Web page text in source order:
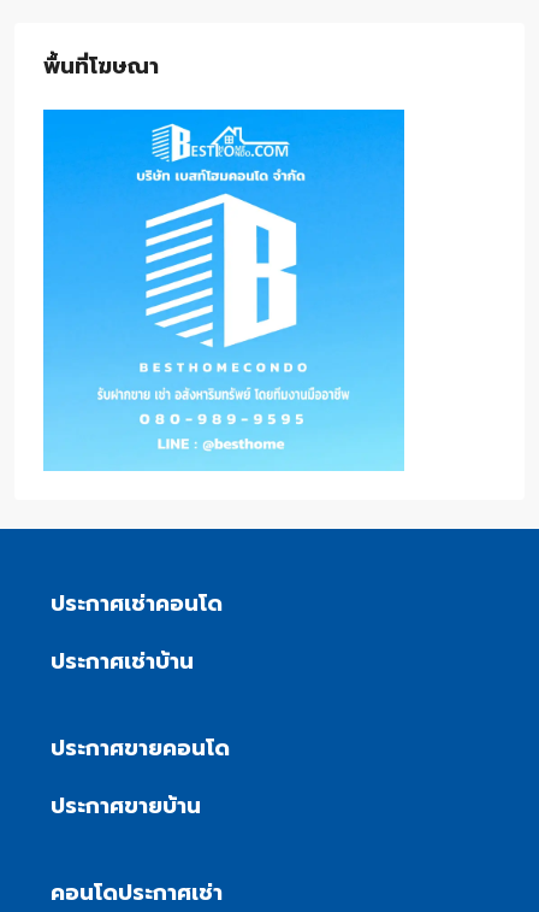
พื้นที่โฆษณา
ประกาศเช่าคอนโด
ประกาศเช่าบ้าน
ประกาศขายคอนโด
ประกาศขายบ้าน
คอนโดประกาศเช่า